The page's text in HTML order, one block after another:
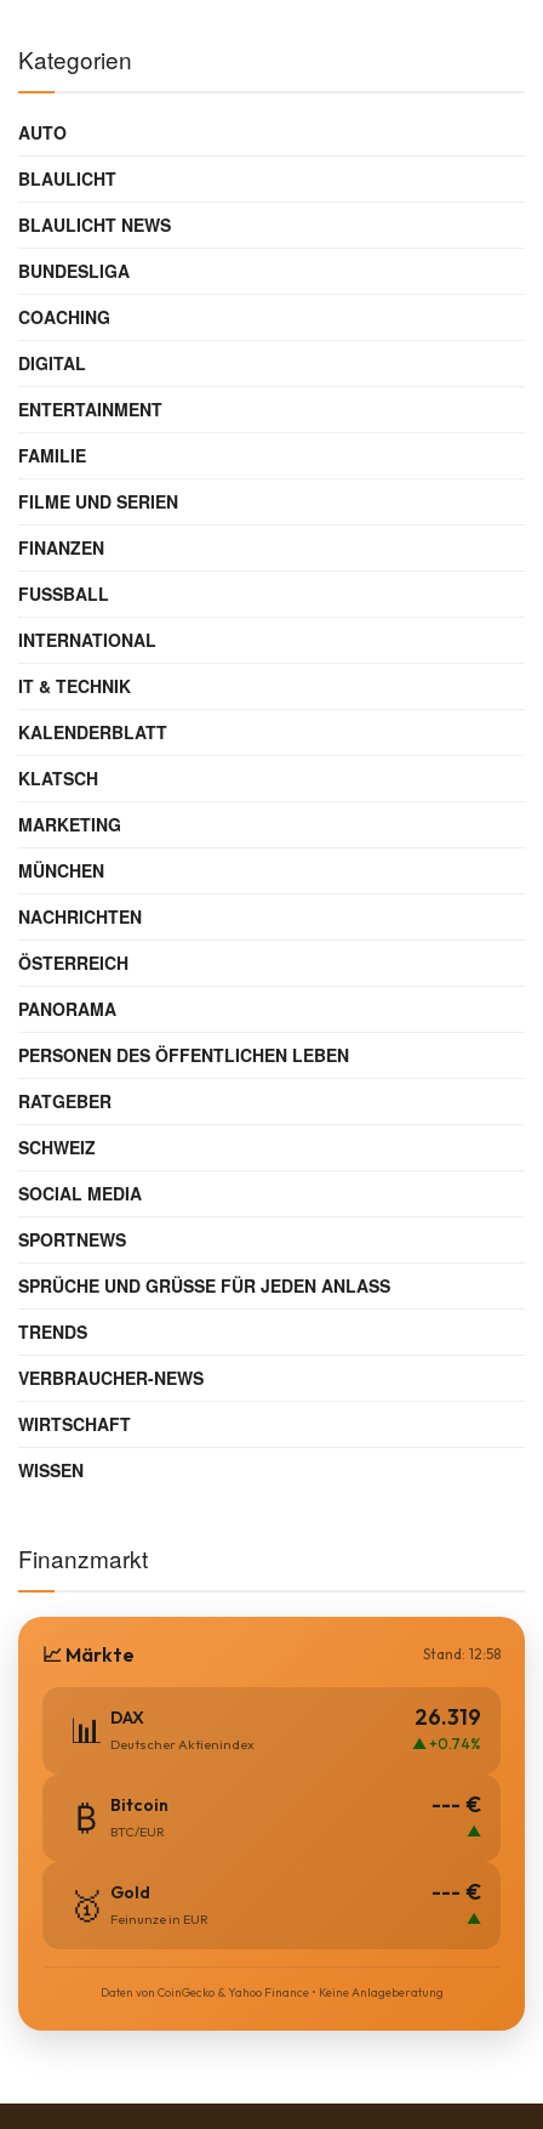
Kategorien
AUTO
BLAULICHT
BLAULICHT NEWS
BUNDESLIGA
COACHING
DIGITAL
ENTERTAINMENT
FAMILIE
FILME UND SERIEN
FINANZEN
FUSSBALL
INTERNATIONAL
IT & TECHNIK
KALENDERBLATT
KLATSCH
MARKETING
MÜNCHEN
NACHRICHTEN
ÖSTERREICH
PANORAMA
PERSONEN DES ÖFFENTLICHEN LEBEN
RATGEBER
SCHWEIZ
SOCIAL MEDIA
SPORTNEWS
SPRÜCHE UND GRÜSSE FÜR JEDEN ANLASS
TRENDS
VERBRAUCHER-NEWS
WIRTSCHAFT
WISSEN
Finanzmarkt
📈 Märkte Stand: 12:58
📊 DAX
Deutscher Aktienindex
26.319
▲ +0.74%
₿ Bitcoin
BTC/EUR
--- €
▲
🥇 Gold
Feinunze in EUR
--- €
▲
Daten von CoinGecko & Yahoo Finance • Keine Anlageberatung